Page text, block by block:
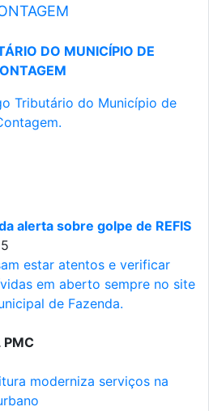
DO MUNICÍPIO DE
Tributário do Município de
alerta sobre golpe de REFIS
estar atentos e verificar
em aberto sempre no site
de Fazenda.
PMC
moderniza serviços na